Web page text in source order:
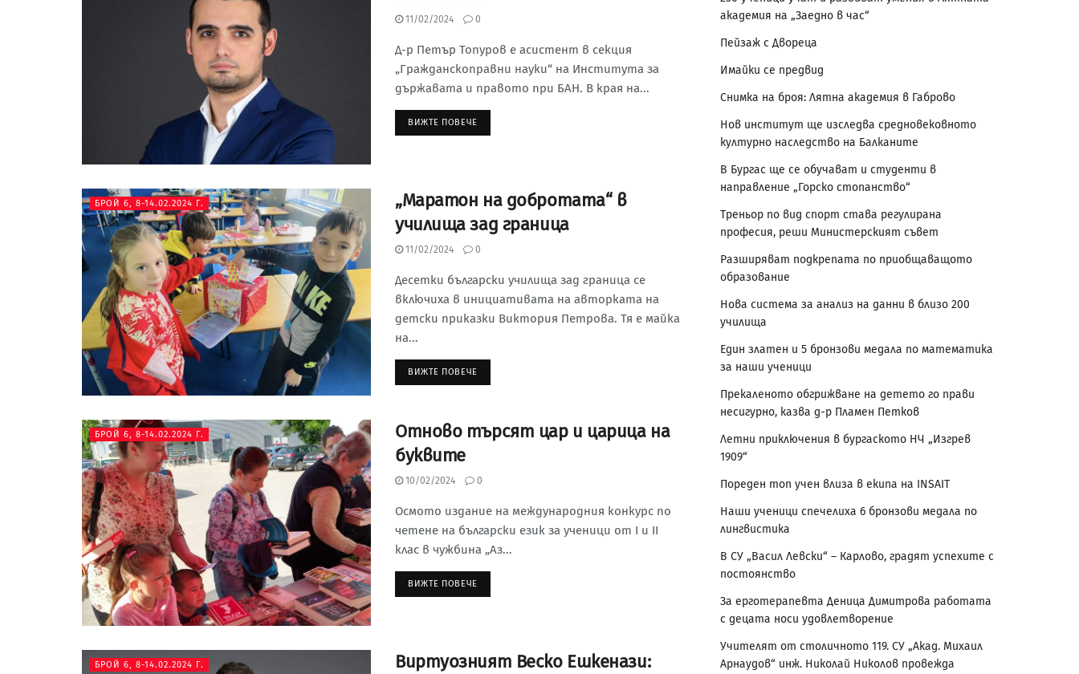
11/02/2024 0
Д-р Петър Топуров е асистент в секция
„Гражданскоправни науки“ на Института за
държавата и правото при БАН. В края на...
ВИЖТЕ ПОВЕЧЕ
БРОЙ 6, 8-14.02.2024 Г.
„Маратон на добротата“ в
училища зад граница
11/02/2024 0
Десетки български училища зад граница се
включиха в инициативата на авторката на
детски приказки Виктория Петрова. Тя е майка
на...
ВИЖТЕ ПОВЕЧЕ
БРОЙ 6, 8-14.02.2024 Г.
Отново търсят цар и царица на
буквите
10/02/2024 0
Осмото издание на международния конкурс по
четене на български език за ученици от I и II
клас в чужбина „Аз...
ВИЖТЕ ПОВЕЧЕ
БРОЙ 6, 8-14.02.2024 Г.
Виртуозният Веско Ешкенази:
академия на „Заедно в час“
Пейзаж с Двореца
Имайки се предвид
Снимка на броя: Лятна академия в Габрово
Нов институт ще изследва средновековното
културно наследство на Балканите
В Бургас ще се обучават и студенти в
направление „Горско стопанство“
Треньор по вид спорт става регулирана
професия, реши Министерският съвет
Разширяват подкрепата по приобщаващото
образование
Нова система за анализ на данни в близо 200
училища
Един златен и 5 бронзови медала по математика
за наши ученици
Прекаленото обгрижване на детето го прави
несигурно, казва д-р Пламен Петков
Летни приключения в бургаското НЧ „Изгрев
1909“
Пореден топ учен влиза в екипа на INSAIT
Наши ученици спечелиха 6 бронзови медала по
лингвистика
В СУ „Васил Левски“ – Карлово, градят успехите с
постоянство
За ерготерапевта Деница Димитрова работата
с децата носи удовлетворение
Учителят от столичното 119. СУ „Акад. Михаил
Арнаудов“ инж. Николай Николов провежда